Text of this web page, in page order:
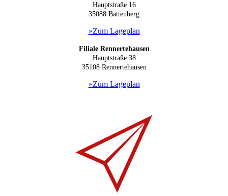
Hauptstraße 16
35088 Battenberg
»Zum Lageplan
Filiale Rennertehausen
Hauptstraße 38
35108 Rennertehausen
»Zum Lageplan